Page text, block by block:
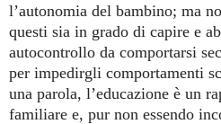
l’autonomia del bambino; ma
questi sia in grado di capire e
autocontrollo da comportarsi
per impedirgli comportamenti
una parola, l’educazione è un
familiare e, pur non essendo